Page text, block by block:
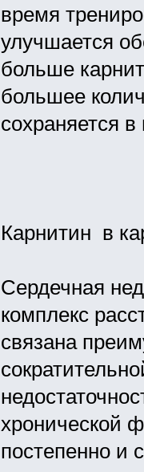
время
улучшается
больше
большее
сохpаняется
Карнитин в
Сердечная
комплекс
связана
хронической
постепенно и